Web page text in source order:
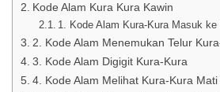
Kode Alam Kura Kura Kawin
1. Kode Alam Kura-Kura Masuk ke
2. Kode Alam Menemukan Telur
3. Kode Alam Digigit Kura-Kura
4. Kode Alam Melihat Kura-Kura Mati